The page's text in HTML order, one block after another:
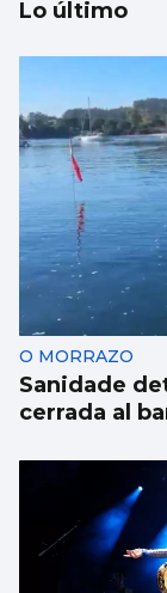
AVALANCHA EN
Marlaska
aviso del CNI”
Lo último
O MORRAZO
Sanidade
cerrada al